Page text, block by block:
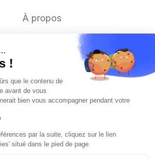
À propos
Rejoindre l'aventure
Contactez-nous
Recommandez-nous